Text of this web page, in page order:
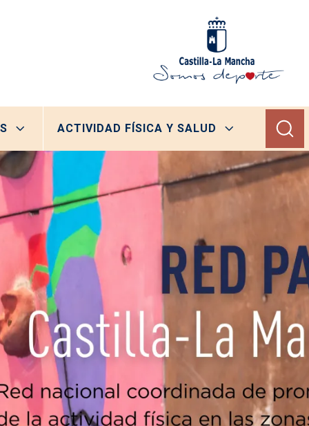
ACTIVIDAD FÍSICA Y SALUD